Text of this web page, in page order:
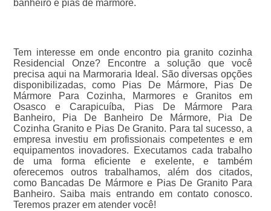
banheiro e pias de mármore.
Tem interesse em onde encontro pia granito cozinha
Residencial Onze? Encontre a solução que você
precisa aqui na Marmoraria Ideal. São diversas opções
disponibilizadas, como Pias De Mármore, Pias De
Mármore Para Cozinha, Marmores e Granitos em
Osasco e Carapicuíba, Pias De Mármore Para
Banheiro, Pia De Banheiro De Mármore, Pia De
Cozinha Granito e Pias De Granito. Para tal sucesso, a
empresa investiu em profissionais competentes e em
equipamentos inovadores. Executamos cada trabalho
de uma forma eficiente e exelente, e também
oferecemos outros trabalhamos, além dos citados,
como Bancadas De Mármore e Pias De Granito Para
Banheiro. Saiba mais entrando em contato conosco.
Teremos prazer em atender você!